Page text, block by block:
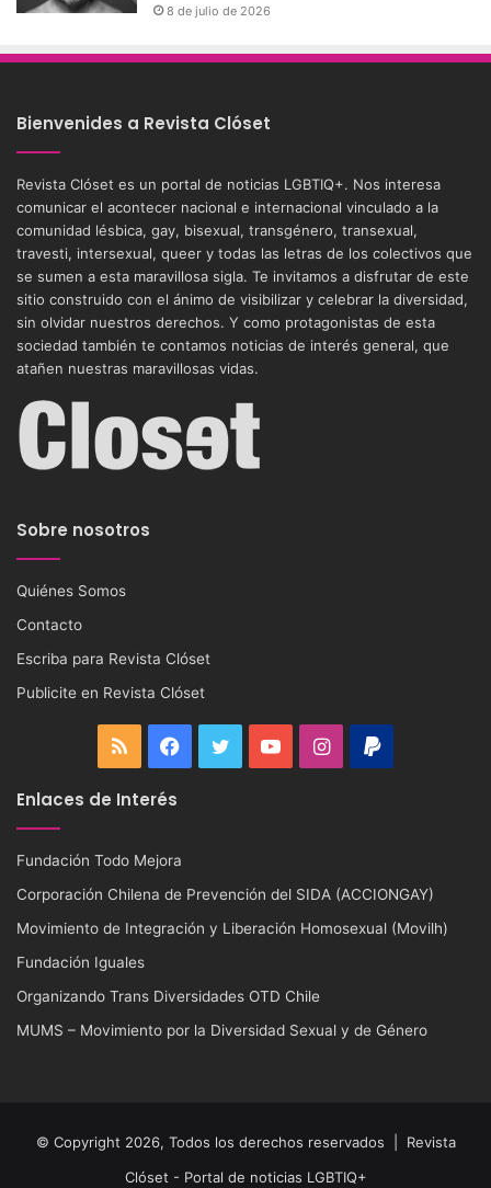
8 de julio de 2026
Bienvenides a Revista Clóset
Revista Clóset es un portal de noticias LGBTIQ+. Nos interesa
comunicar el acontecer nacional e internacional vinculado a la
comunidad lésbica, gay, bisexual, transgénero, transexual,
travesti, intersexual, queer y todas las letras de los colectivos que
se sumen a esta maravillosa sigla. Te invitamos a disfrutar de este
sitio construido con el ánimo de visibilizar y celebrar la diversidad,
sin olvidar nuestros derechos. Y como protagonistas de esta
sociedad también te contamos noticias de interés general, que
atañen nuestras maravillosas vidas.
Sobre nosotros
Quiénes Somos
Contacto
Escriba para Revista Clóset
Publicite en Revista Clóset
RSS Facebook
TwitterYouTubeInstagram
PayPal
Enlaces de Interés
Fundación Todo Mejora
Corporación Chilena de Prevención del SIDA (ACCIONGAY)
Movimiento de Integración y Liberación Homosexual (Movilh)
Fundación Iguales
Organizando Trans Diversidades OTD Chile
MUMS – Movimiento por la Diversidad Sexual y de Género
© Copyright 2026, Todos los derechos reservados | Revista
Clóset - Portal de noticias LGBTIQ+